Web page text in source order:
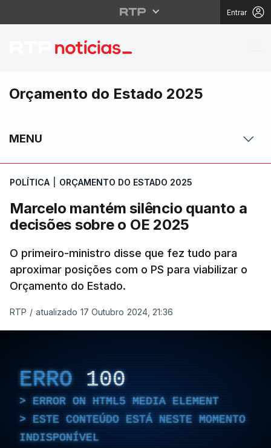
Entrar
Marcelo mantém
Orçamento do Estado 2025
MENU
POLÍTICA ORÇAMENTO DO ESTADO 2025
Marcelo mantém silêncio quanto a
decisões sobre o OE 2025
O primeiro-ministro disse que fez tudo para
aproximar posições com o PS para viabilizar o
Orçamento do Estado.
RTP / atualizado 17 Outubro 2024, 21:36
ERRO 100
ERROR ON HTML5 MEDIA ELEMENT
ESTE CONTEÚDO ESTÁ NESTE MOMENTO
INDISPONÍVEL